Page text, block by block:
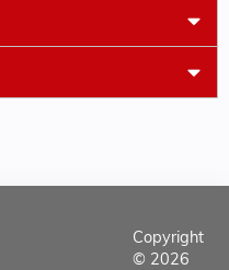
Copyright
© 2026